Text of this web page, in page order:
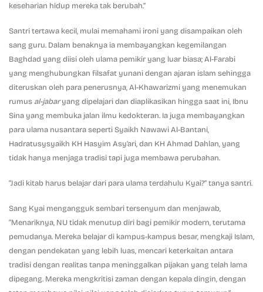
keseharian hidup mereka tak berubah.”
Santri tertawa kecil, mulai memahami ironi yang disampaikan oleh
sang guru. Dalam benaknya ia membayangkan kegemilangan
Baghdad yang diisi oleh ulama pemikir yang luar biasa; Al-Farabi
yang menghubungkan filsafat yunani dengan ajaran islam sehingga
diteruskan oleh para penerusnya, Al-Khawarizmi yang menemukan
rumus al-jabaryang dipelajari dan diaplikasikan hingga saat ini, Ibnu
Sina yang membuka jalan ilmu kedokteran. Ia juga membayangkan
para ulama nusantara seperti Syaikh Nawawi Al-Bantani,
Hadratusysyaikh KH Hasyim Asy’ari, dan KH Ahmad Dahlan, yang
tidak hanya menjaga tradisi tapi juga membawa perubahan.
“Jadi kitab harus belajar dari para ulama terdahulu Kyai?” tanya santri.
Sang Kyai mengangguk sembari tersenyum dan menjawab,
“Menariknya, NU tidak menutup diri bagi pemikir modern, terutama
pemudanya. Mereka belajar di kampus-kampus besar, mengkaji Islam,
dengan pendekatan yang lebih luas, mencari keterkaitan antara
tradisi dengan realitas tanpa meninggalkan pijakan yang telah lama
dipegang. Mereka mengkritisi zaman dengan kepala dingin, dengan